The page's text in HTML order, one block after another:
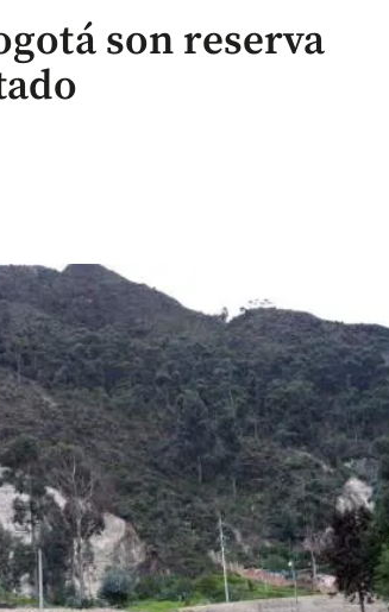
son reserva